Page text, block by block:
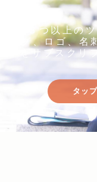
３つ以上の
グ、ロゴ、
をサブスクリ
タッ